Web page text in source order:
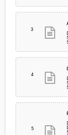
3
4
5